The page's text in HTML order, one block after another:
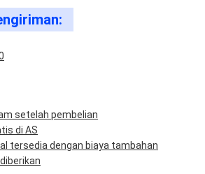
setelah pembelian
di AS
tersedia dengan biaya tambahan